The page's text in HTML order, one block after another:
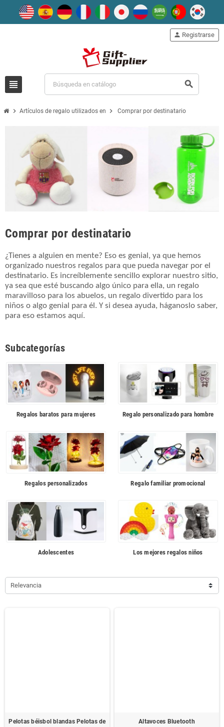
view_headline search
person Registrarse
chevron_right Artículos de regalo utilizados en chevron_right Comprar por destinatario
Comprar por destinatario
¿Tienes a alguien en mente? Eso es genial, ya que hemos
organizado nuestros regalos para que pueda navegar por el
destinatario. Es increíblemente sencillo explorar nuestro sitio,
ya sea que esté buscando algo único para ella, un regalo
maravilloso para los abuelos, un regalo divertido para los
niños o algo genial para él. Y si desea ayuda, háganoslo saber,
para eso estamos aquí.
Subcategorías
Regalos baratos para mujeres Regalo personalizado para hombre
Regalos personalizados Regalo familiar promocional
Adolescentes Los mejores regalos niños
Relevancia
Pelotas béisbol blandas Pelotas de
Altavoces Bluetooth